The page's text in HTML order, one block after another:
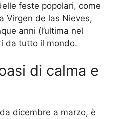
feste popolari, come
Virgen de las Nieves,
anni (l’ultima nel
da tutto il mondo.
di calma e
dicembre a marzo, è